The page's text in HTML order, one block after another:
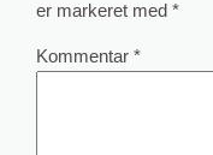
er markeret med*
Kommentar*